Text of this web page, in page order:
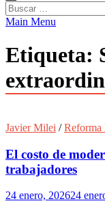
Buscar:
Main Menu
Etiqueta:
Javier Milei /Reforma
El costo de
trabajadores
24 enero, 202624